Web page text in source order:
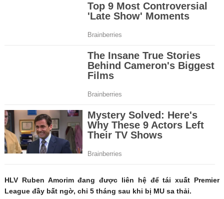
HLV Ruben Amorim đang được liên hệ để tái xuất Premier
League đầy bất ngờ, chỉ 5 tháng sau khi bị MU sa thải.